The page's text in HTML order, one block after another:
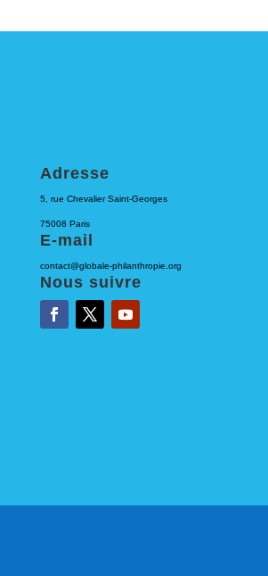
Adresse
5, rue Chevalier Saint-Georges
75008 Paris
E-mail
contact@globale-philanthropie.org
Nous suivre